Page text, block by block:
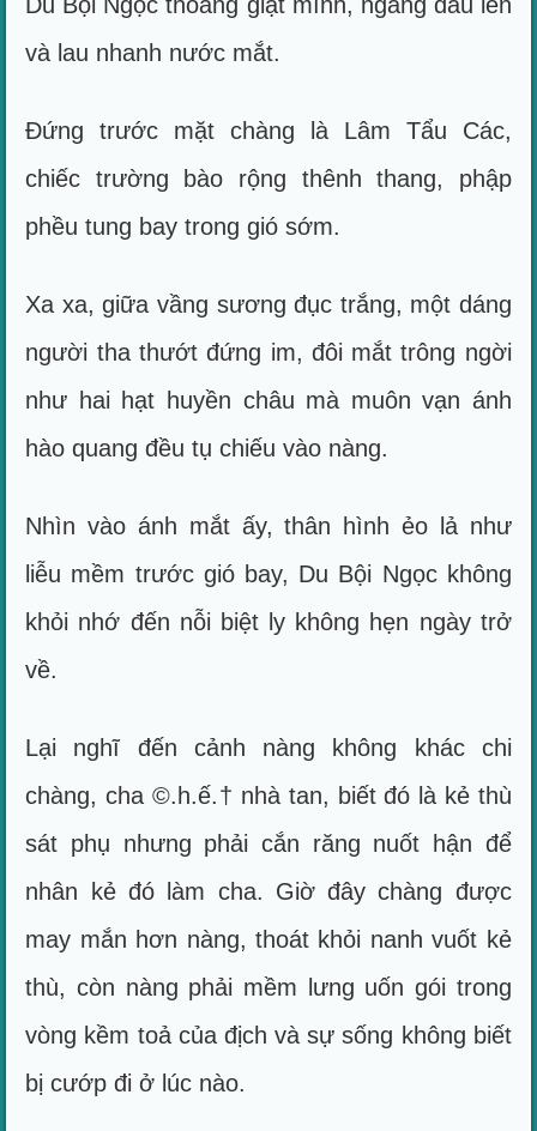
và lau nhanh nước mắt.
Đứng trước mặt chàng là Lâm Tẩu Các,
chiếc trường bào rộng thênh thang, phập
phều tung bay trong gió sớm.
Xa xa, giữa vầng sương đục trắng, một dáng
người tha thướt đứng im, đôi mắt trông ngời
như hai hạt huyền châu mà muôn vạn ánh
hào quang đều tụ chiếu vào nàng.
Nhìn vào ánh mắt ấy, thân hình ẻo lả như
liễu mềm trước gió bay, Du Bội Ngọc không
khỏi nhớ đến nỗi biệt ly không hẹn ngày trở
về.
Lại nghĩ đến cảnh nàng không khác chi
chàng, cha ©.h.ế.† nhà tan, biết đó là kẻ thù
sát phụ nhưng phải cắn răng nuốt hận để
nhân kẻ đó làm cha. Giờ đây chàng được
may mắn hơn nàng, thoát khỏi nanh vuốt kẻ
thù, còn nàng phải mềm lưng uốn gói trong
vòng kềm toả của địch và sự sống không biết
bị cướp đi ở lúc nào.